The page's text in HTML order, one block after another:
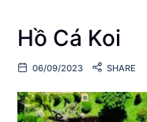
Hồ Cá Koi
06/09/2023 SHARE